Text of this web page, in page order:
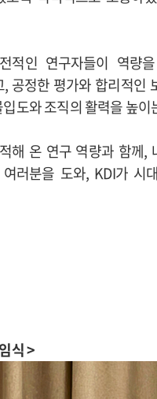
적인 연구자들이 역
공정한 평가와 합리적인
도와 조직의 활력을 높
해 온 연구 역량과 함께,
러분을 도와, KDI가 시
식 >